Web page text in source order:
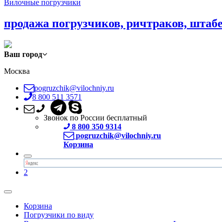
Вилочные погрузчики
продажа погрузчиков, ричтраков,
Ваш город
Москва
pogruzchik@vilochniy.ru
8 800 511 3571
Звонок по России бесплатный
8 800 350 9314
pogruzchik@vilochniy.ru
Корзина
2
Корзина
Погрузчики по виду